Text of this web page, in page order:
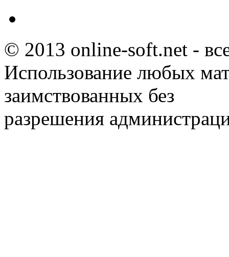
© 2013 online-soft.net -
Использование любых
заимствованных без
разрешения